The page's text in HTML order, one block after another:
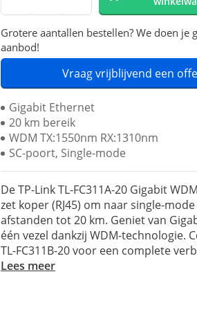
Grotere aantallen bestellen? We doen je
aanbod!
Vraag vrijblijvend een
Gigabit Ethernet
20 km bereik
WDM TX:1550nm RX:1310nm
SC-poort, Single-mode
De TP-Link TL-FC311A-20 Gigabit
zet koper (RJ45) om naar single-mode
afstanden tot 20 km. Geniet van
één vezel dankzij WDM-technologie.
TL-FC311B-20 voor een complete
Lees meer